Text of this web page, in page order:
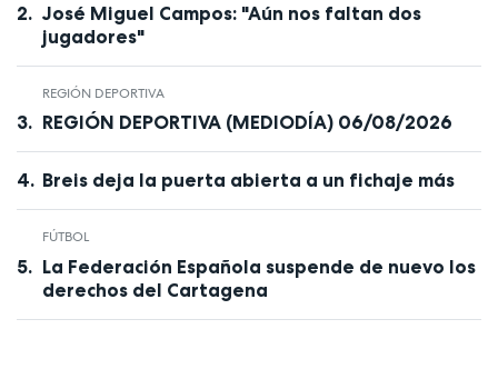
José Miguel Campos: "Aún nos faltan dos
jugadores"
REGIÓN DEPORTIVA
REGIÓN DEPORTIVA (MEDIODÍA) 06/08/2026
Breis deja la puerta abierta a un fichaje más
FÚTBOL
La Federación Española suspende de nuevo los
derechos del Cartagena